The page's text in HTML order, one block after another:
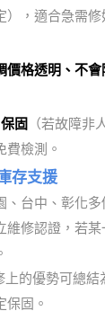
，適合急需修
價格透明、不會
固
（若故障非
費檢測。
存支援
台中、彰化多
維修認證，若某
上的優勢可總
保固。